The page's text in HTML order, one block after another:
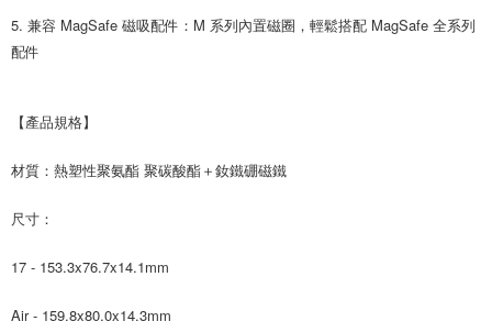
5. 兼容 MagSafe 磁吸配件：M 系列內置磁圈，輕鬆搭配 MagSafe 全系列
配件
【產品規格】
材質：熱塑性聚氨酯 聚碳酸酯＋釹鐵硼磁鐵
尺寸：
17 - 153.3x76.7x14.1mm
Air - 159.8x80.0x14.3mm